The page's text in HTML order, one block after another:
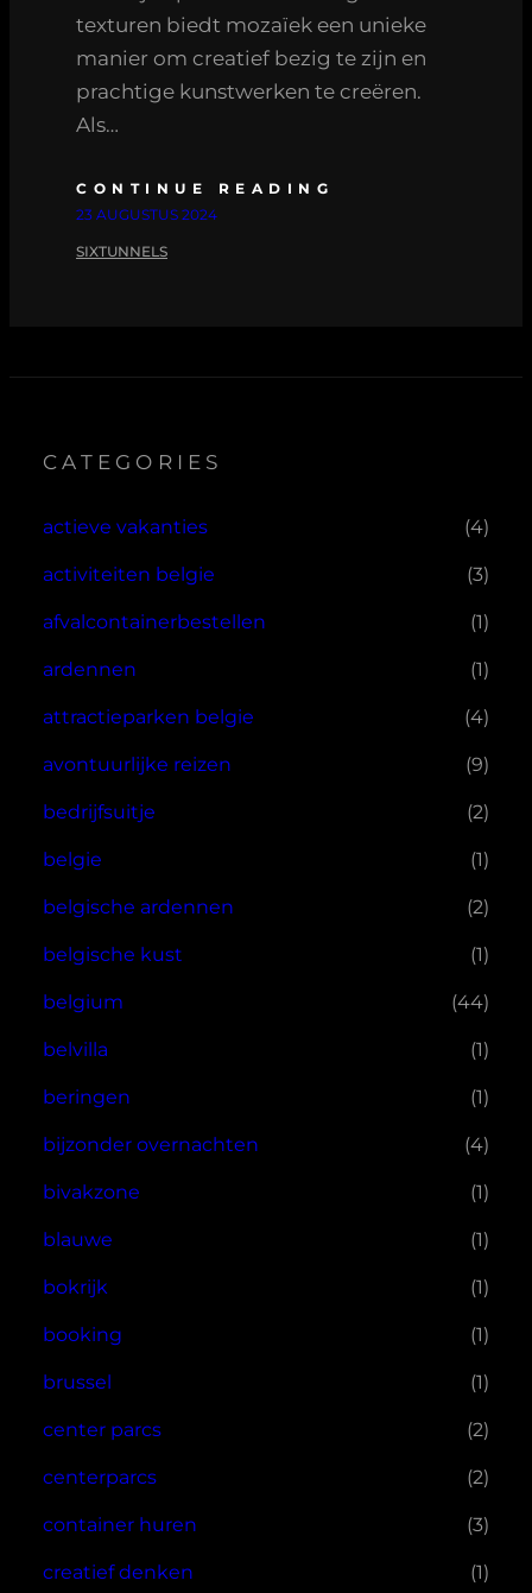
texturen biedt mozaïek een unieke
manier om creatief bezig te zijn en
prachtige kunstwerken te creëren.
Als…
CONTINUE READING
23 AUGUSTUS 2024
SIXTUNNELS
CATEGORIES
actieve vakanties (4)
activiteiten belgie (3)
afvalcontainerbestellen (1)
ardennen (1)
attractieparken belgie (4)
avontuurlijke reizen (9)
bedrijfsuitje (2)
belgie (1)
belgische ardennen (2)
belgische kust (1)
belgium (44)
belvilla (1)
beringen (1)
bijzonder overnachten (4)
bivakzone (1)
blauwe (1)
bokrijk (1)
booking (1)
brussel (1)
center parcs (2)
centerparcs (2)
container huren (3)
creatief denken (1)